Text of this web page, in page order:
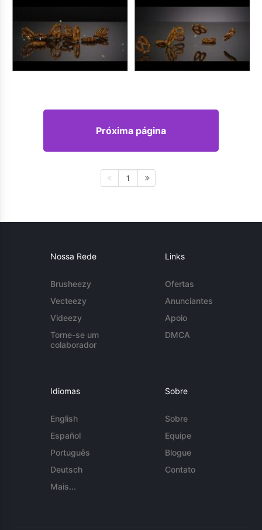
Próxima página
1
Nossa Rede
Brusheezy
Vecteezy
Videezy
Torne-se um
colaborador
Links
Ofertas
Anunciantes
Apoio
DMCA
Idiomas
English
Español
Português
Deutsch
Mais...
Sobre
Sobre
Equipe
Blogue
Contato